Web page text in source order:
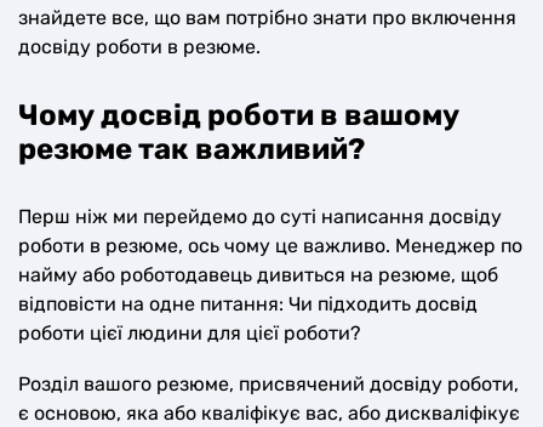
знайдете все, що вам потрібно знати про включення
досвіду роботи в резюме.
Чому досвід роботи в вашому
резюме так важливий?
Перш ніж ми перейдемо до суті написання досвіду
роботи в резюме, ось чому це важливо. Менеджер по
найму або роботодавець дивиться на резюме, щоб
відповісти на одне питання: Чи підходить досвід
роботи цієї людини для цієї роботи?
Розділ вашого резюме, присвячений досвіду роботи,
є основою, яка або кваліфікує вас, або дискваліфікує